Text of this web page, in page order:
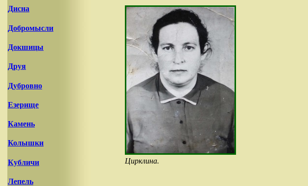
Дисна
Добромысли
Докшицы
Друя
Дубровно
Езерище
Камень
Колышки
Кубличи
Лепель
Цирклина.